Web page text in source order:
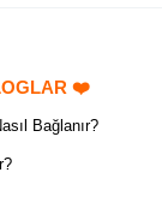
❤️
Bağlanır?